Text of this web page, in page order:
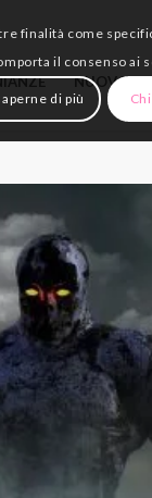
NUOVO?
finalità come
il consenso ai
di più